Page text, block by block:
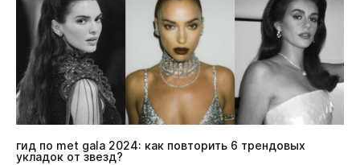
гид по met gala 2024: как повторить 6 трендовых
укладок от звезд?